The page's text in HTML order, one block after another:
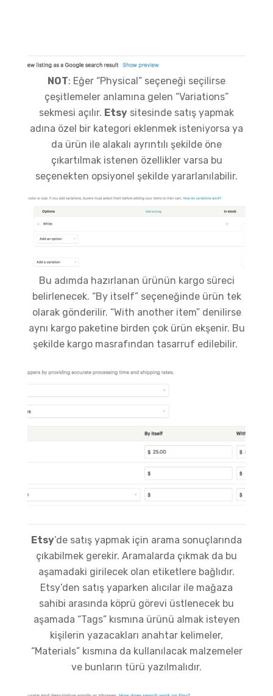
NOT: Eğer “Physical” seçeneği seçilirse
çeşitlemeler anlamına gelen “Variations”
sekmesi açılır. Etsy sitesinde satış yapmak
adına özel bir kategori eklenmek isteniyorsa ya
da ürün ile alakalı ayrıntılı şekilde öne
çıkartılmak istenen özellikler varsa bu
seçenekten opsiyonel şekilde yararlanılabilir.
Bu adımda hazırlanan ürünün kargo süreci
belirlenecek. “By itself” seçeneğinde ürün tek
olarak gönderilir. “With another item” denilirse
aynı kargo paketine birden çok ürün ekşenir. Bu
şekilde kargo masrafından tasarruf edilebilir.
Etsy’de satış yapmak için arama sonuçlarında
çıkabilmek gerekir. Aramalarda çıkmak da bu
aşamadaki girilecek olan etiketlere bağlıdır.
Etsy’den satış yaparken alıcılar ile mağaza
sahibi arasında köprü görevi üstlenecek bu
aşamada “Tags” kısmına ürünü almak isteyen
kişilerin yazacakları anahtar kelimeler,
“Materials” kısmına da kullanılacak malzemeler
ve bunların türü yazılmalıdır.